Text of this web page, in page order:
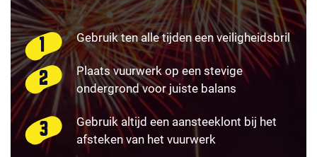
Gebruik ten alle tijden een veiligheidsbril
Plaats vuurwerk op een stevige
ondergrond voor juiste balans
Gebruik altijd een aansteeklont bij het
afsteken van het vuurwerk